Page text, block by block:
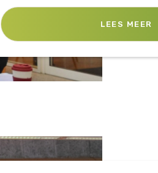
LEES MEER